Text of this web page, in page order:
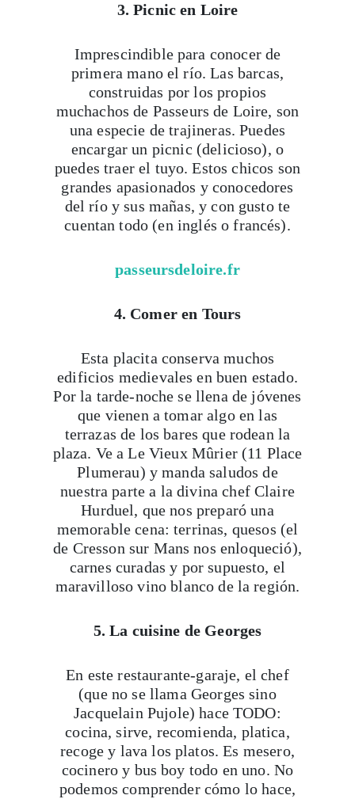
3. Picnic en Loire
Imprescindible para conocer de
primera mano el río. Las barcas,
construidas por los propios
muchachos de Passeurs de Loire, son
una especie de trajineras. Puedes
encargar un picnic (delicioso), o
puedes traer el tuyo. Estos chicos son
grandes apasionados y conocedores
del río y sus mañas, y con gusto te
cuentan todo (en inglés o francés).
passeursdeloire.fr
4. Comer en Tours
Esta placita conserva muchos
edificios medievales en buen estado.
Por la tarde-noche se llena de jóvenes
que vienen a tomar algo en las
terrazas de los bares que rodean la
plaza. Ve a Le Vieux Mûrier (11 Place
Plumerau) y manda saludos de
nuestra parte a la divina chef Claire
Hurduel, que nos preparó una
memorable cena: terrinas, quesos (el
de Cresson sur Mans nos enloqueció),
carnes curadas y por supuesto, el
maravilloso vino blanco de la región.
5. La cuisine de Georges
En este restaurante-garaje, el chef
(que no se llama Georges sino
Jacquelain Pujole) hace TODO:
cocina, sirve, recomienda, platica,
recoge y lava los platos. Es mesero,
cocinero y bus boy todo en uno. No
podemos comprender cómo lo hace,